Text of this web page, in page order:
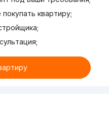
квартиру;